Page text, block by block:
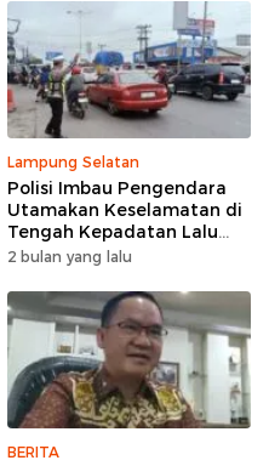
Lampung Selatan
Polisi Imbau Pengendara
Utamakan Keselamatan di
Tengah Kepadatan Lalu
Lintas Pagi Hari
2 bulan yang lalu
BERITA